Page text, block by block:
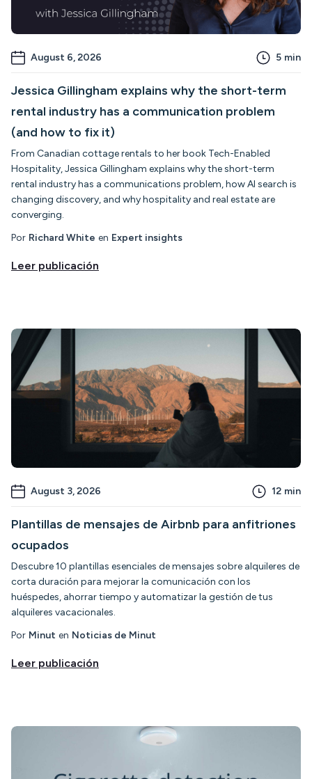
August 6, 2026 5 min
Jessica Gillingham explains why the short-term
rental industry has a communication problem
(and how to fix it)
From Canadian cottage rentals to her book Tech-Enabled
Hospitality, Jessica Gillingham explains why the short-term
rental industry has a communications problem, how AI search is
changing discovery, and why hospitality and real estate are
converging.
Por Richard White en Expert insights
Leer publicación
August 3, 2026 12 min
Plantillas de mensajes de Airbnb para anfitriones
ocupados
Descubre 10 plantillas esenciales de mensajes sobre alquileres de
corta duración para mejorar la comunicación con los
huéspedes, ahorrar tiempo y automatizar la gestión de tus
alquileres vacacionales.
Por Minut en Noticias de Minut
Leer publicación